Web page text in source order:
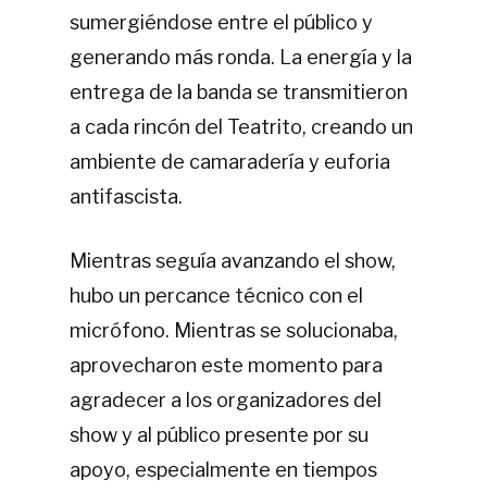
sumergiéndose entre el público y
generando más ronda. La energía y la
entrega de la banda se transmitieron
a cada rincón del Teatrito, creando un
ambiente de camaradería y euforia
antifascista.
Mientras seguía avanzando el show,
hubo un percance técnico con el
micrófono. Mientras se solucionaba,
aprovecharon este momento para
agradecer a los organizadores del
show y al público presente por su
apoyo, especialmente en tiempos